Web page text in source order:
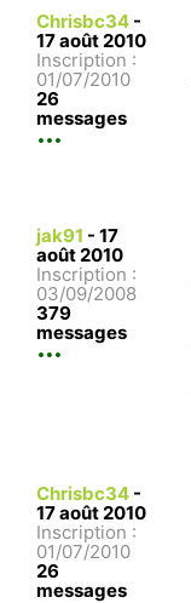
Chrisbc34 -
17 août 2010
Inscription :
01/07/2010
26
messages
jak91 - 17
août 2010
Inscription :
03/09/2008
379
messages
Chrisbc34 -
17 août 2010
Inscription :
01/07/2010
26
messages